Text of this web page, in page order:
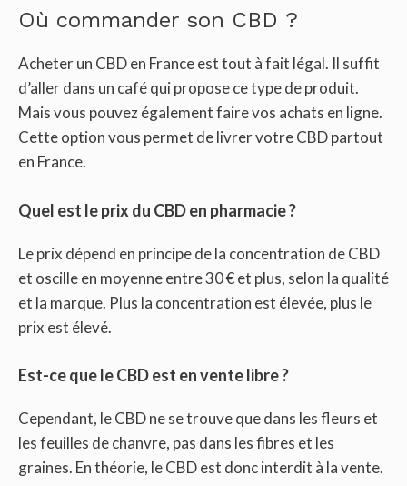
Où commander son CBD ?
Acheter un CBD en France est tout à fait légal. Il suffit
d’aller dans un café qui propose ce type de produit.
Mais vous pouvez également faire vos achats en ligne.
Cette option vous permet de livrer votre CBD partout
en France.
Quel est le prix du CBD en pharmacie ?
Le prix dépend en principe de la concentration de CBD
et oscille en moyenne entre 30 € et plus, selon la qualité
et la marque. Plus la concentration est élevée, plus le
prix est élevé.
Est-ce que le CBD est en vente libre ?
Cependant, le CBD ne se trouve que dans les fleurs et
les feuilles de chanvre, pas dans les fibres et les
graines. En théorie, le CBD est donc interdit à la vente.